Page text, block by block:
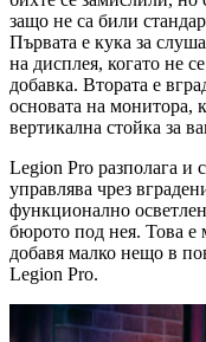
защо не са били
Първата е кука за
на дисплея, когато не
добавка. Втората е
основата на монитора,
вертикална стойка за
Legion Pro разполага и
управлява чрез
функционално
бюрото под нея. Това е
добавя малко нещо в
Legion Pro.